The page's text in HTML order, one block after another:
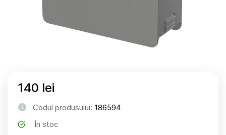
140 lei
Codul produsului: 186594
În stoc